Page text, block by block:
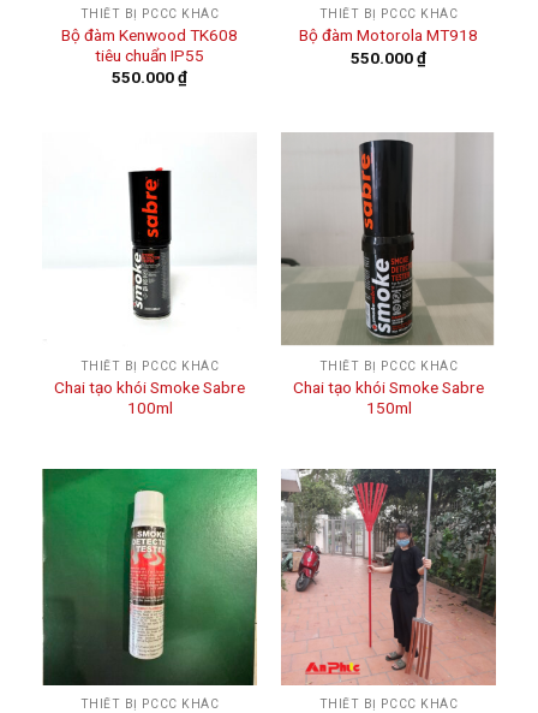
THIẾT BỊ PCCC KHÁC
Bộ đàm Kenwood TK608
tiêu chuẩn IP55
550.000₫
THIẾT BỊ PCCC KHÁC
Bộ đàm Motorola MT918
550.000₫
THIẾT BỊ PCCC KHÁC
Chai tạo khói Smoke Sabre
100ml
THIẾT BỊ PCCC KHÁC
Chai tạo khói Smoke Sabre
150ml
THIẾT BỊ PCCC KHÁC THIẾT BỊ PCCC KHÁC